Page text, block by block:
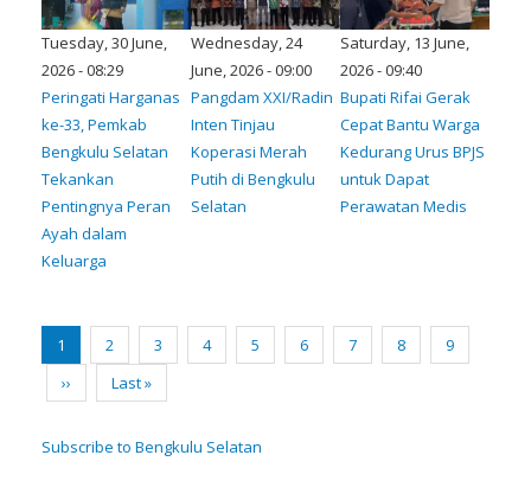
Tuesday, 30 June,
2026 - 08:29
Peringati Harganas
ke-33, Pemkab
Bengkulu Selatan
Tekankan
Pentingnya Peran
Ayah dalam
Keluarga
Wednesday, 24
June, 2026 - 09:00
Pangdam XXI/Radin
Inten Tinjau
Koperasi Merah
Putih di Bengkulu
Selatan
Saturday, 13 June,
2026 - 09:40
Bupati Rifai Gerak
Cepat Bantu Warga
Kedurang Urus BPJS
untuk Dapat
Perawatan Medis
Pagination
Current
page
1 Page
2 Page
3 Page
4 Page
5 Page
6 Page
7 Page
8 Page
9
Next
page
››
Last
page
Last »
Subscribe to Bengkulu Selatan